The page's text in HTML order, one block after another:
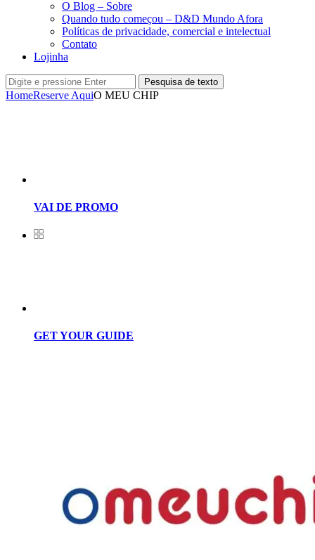
O Blog – Sobre
Quando tudo começou – D&D Mundo Afora
Políticas de privacidade, comercial e intelectual
Contato
Lojinha
Pesquisa de texto
HomeReserve AquiO MEU CHIP
VAI DE PROMO
GET YOUR GUIDE